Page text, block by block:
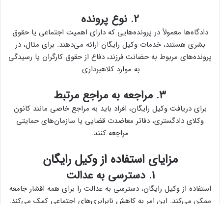
۲. نوع پرونده
دادگاه‌ها معمولاً در پرونده‌هایی که دارای اهمیت اجتماعی یا حقوق
بشری هستند، خدمات وکیل رایگان ارائه می‌دهند. برای مثال، در
پرونده‌های مربوط به حضانت فرزند، دفاع از حقوق کارگران یا رسیدگی
به موارد کلاهبرداری.
۳. مراجعه به مراجع مرتبط
برای دریافت وکیل رایگان، افراد باید به مراجع خاصی مانند کانون
وکلای دادگستری، دفاتر معاضدت قضایی یا سازمان‌های حمایتی
مراجعه کنند.
مزایای استفاده از وکیل رایگان
۱. دسترسی به عدالت
استفاده از وکیل رایگان، دسترسی به عدالت را برای همه اقشار جامعه
ممکن می‌کند. این امر به کاهش نابرابری‌های اجتماعی کمک می‌کند.